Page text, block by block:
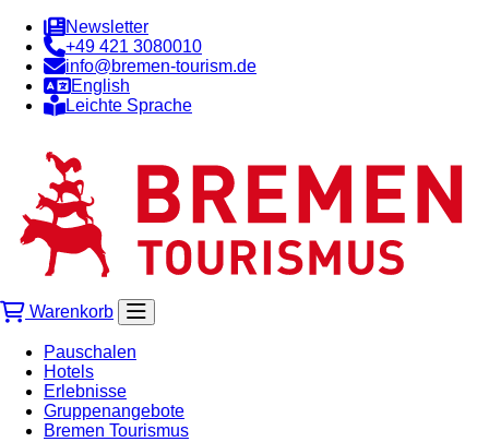
Newsletter
+49 421 3080010
info@bremen-tourism.de
English
Leichte Sprache
Warenkorb
Pauschalen
Hotels
Erlebnisse
Gruppenangebote
Bremen Tourismus